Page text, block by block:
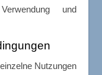
und
Nutzungen